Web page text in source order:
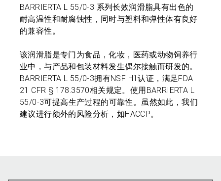
BARRIERTA L 55/0-3 系列长效润滑脂具有出色的
耐高温性和耐腐蚀性，同时与塑料和弹性体有良好
的兼容性。
该润滑脂是专门为食品，化妆，医药或动物饲养行
业中，与产品和包装材料发生偶尔接触而研发的。
BARRIERTA L 55/0-3拥有NSF H1认证，满足FDA
21 CFR § 178.3570相关规定。使用BARRIERTA L
55/0-3可提高生产过程的可靠性。虽然如此，我们
建议进行额外的风险分析，如HACCP。